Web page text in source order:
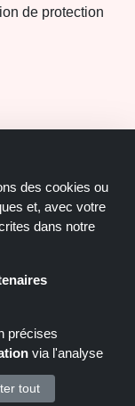
de protection
des cookies ou
et, avec votre
dans notre
précises
via l'analyse
sur un appareil
tout